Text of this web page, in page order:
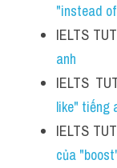
"instead
IELTS
anh
IELTS
like" tiếng
IELTS
của